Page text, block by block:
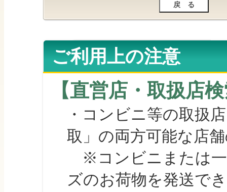
ご利用上の注意
【直営店・取扱店
・コンビニ等の取扱
取」の両方可能な店
※コンビニまたは一
ズのお荷物を発送で